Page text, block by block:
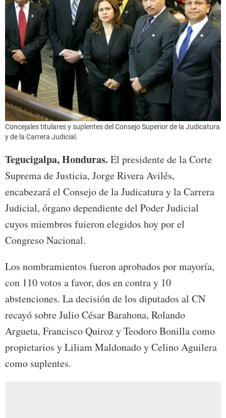
Concejales titulares y suplentes del Consejo Superior de la Judicatura
y de la Carrera Judicial.
Tegucigalpa, Honduras. El presidente de la Corte
Suprema de Justicia, Jorge Rivera Avilés,
encabezará el Consejo de la Judicatura y la Carrera
Judicial, órgano dependiente del Poder Judicial
cuyos miembros fuieron elegidos hoy por el
Congreso Nacional.
Los nombramientos fueron aprobados por mayoría,
con 110 votos a favor, dos en contra y 10
abstenciones. La decisión de los diputados al CN
recayó sobre Julio César Barahona, Rolando
Argueta, Francisco Quiroz y Teodoro Bonilla como
propietarios y Liliam Maldonado y Celino Aguilera
como suplentes.